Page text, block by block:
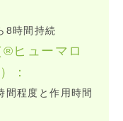
8時間持続
ヒューマロ
：
間程度と作用時間